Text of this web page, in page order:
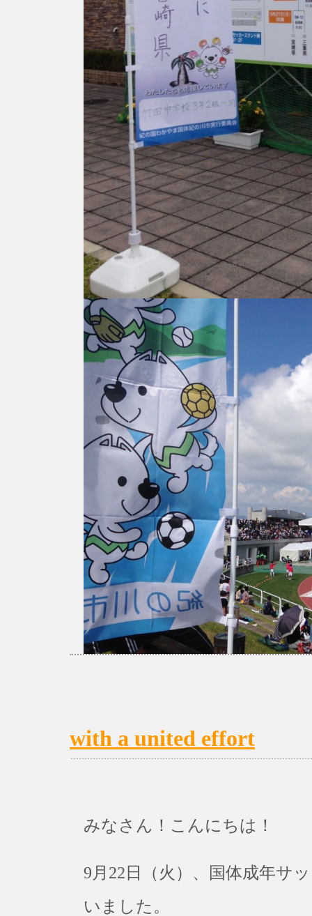
with a united effort
みなさん！こんにちは！
9月22日（火）、国体成年サ
いました。